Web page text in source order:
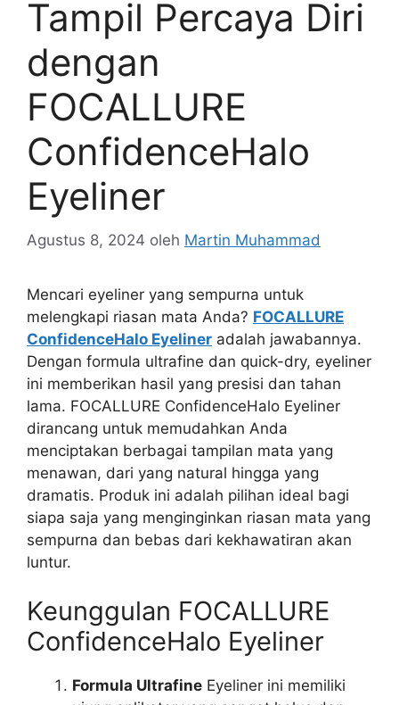
Tampil Percaya Diri
dengan
FOCALLURE
ConfidenceHalo
Eyeliner
Agustus 8, 2024 oleh Martin Muhammad
Mencari eyeliner yang sempurna untuk
melengkapi riasan mata Anda? FOCALLURE
ConfidenceHalo Eyeliner adalah jawabannya.
Dengan formula ultrafine dan quick-dry, eyeliner
ini memberikan hasil yang presisi dan tahan
lama. FOCALLURE ConfidenceHalo Eyeliner
dirancang untuk memudahkan Anda
menciptakan berbagai tampilan mata yang
menawan, dari yang natural hingga yang
dramatis. Produk ini adalah pilihan ideal bagi
siapa saja yang menginginkan riasan mata yang
sempurna dan bebas dari kekhawatiran akan
luntur.
Keunggulan FOCALLURE
ConfidenceHalo Eyeliner
Formula Ultrafine Eyeliner ini memiliki